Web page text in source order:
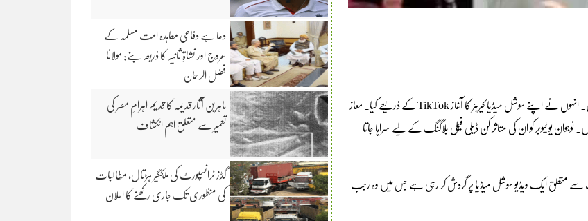
معاز صفدر ایک ممتاز پاکستانی ڈیجیٹل تخلیق کار، کامیاب یوٹیوبر اوربزنس مین ہیں۔ انہوں نے اپنے سوشل میڈیا کیریئر کا آغاز TikTok کے ذریعے کیا۔ معاز
4.32 ملین یوٹیوب سبسکرائبرز ہیں۔ نوجوان یو ٹیوبر کو ان کی متاثر کن ڈیلی فیملی بلاگنگ کے لیے سراہا جاتا
متعلق ایک ویڈیو سوشل میڈیا پر گردش کر رہی ہے جس میں وہ رجب
دعا ہے دفاعی معاہدہ امت مسلمہ کے
عروج اور نشاۃِ ثانیہ کا ذریعہ بنے: مولانا
فضل الرحمان
ماہرین آثار قدیمہ کا قدیم اہرامِ مصر کی
تعمیر سے متعلق اہم انکشاف
گڈز ٹرانسپورٹ کی ملکگیر ہڑتال، مطالبات
کی منظوری تک جاری رکھنے کا اعلان